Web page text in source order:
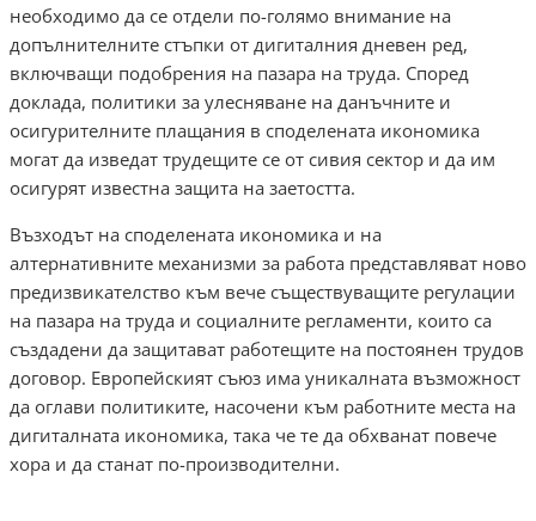
необходимо да се отдели по-голямо внимание на
допълнителните стъпки от дигиталния дневен ред,
включващи подобрения на пазара на труда. Според
доклада, политики за улесняване на данъчните и
осигурителните плащания в споделената икономика
могат да изведат трудещите се от сивия сектор и да им
осигурят известна защита на заетостта.
Възходът на споделената икономика и на
алтернативните механизми за работа представляват ново
предизвикателство към вече съществуващите регулации
на пазара на труда и социалните регламенти, които са
създадени да защитават работещите на постоянен трудов
договор. Европейският съюз има уникалната възможност
да оглави политиките, насочени към работните места на
дигиталната икономика, така че те да обхванат повече
хора и да станат по-производителни.